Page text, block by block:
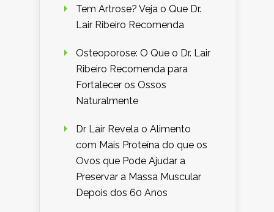
Tem Artrose? Veja o Que Dr.
Lair Ribeiro Recomenda
Osteoporose: O Que o Dr. Lair
Ribeiro Recomenda para
Fortalecer os Ossos
Naturalmente
Dr Lair Revela o Alimento
com Mais Proteína do que os
Ovos que Pode Ajudar a
Preservar a Massa Muscular
Depois dos 60 Anos